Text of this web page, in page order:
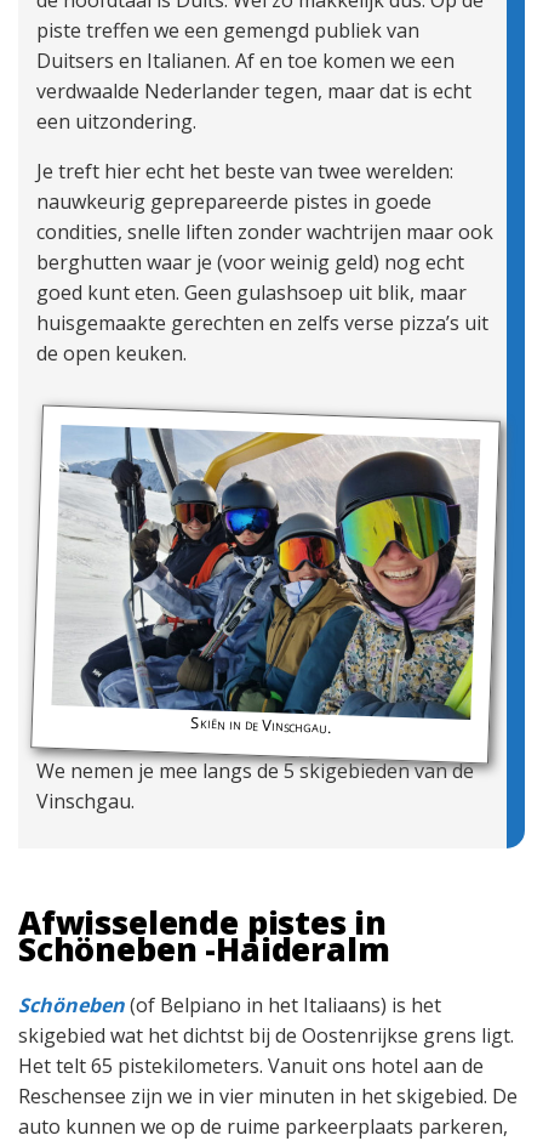
piste treffen we een gemengd publiek van
Duitsers en Italianen. Af en toe komen we een
verdwaalde Nederlander tegen, maar dat is echt
een uitzondering.
Je treft hier echt het beste van twee werelden:
nauwkeurig geprepareerde pistes in goede
condities, snelle liften zonder wachtrijen maar ook
berghutten waar je (voor weinig geld) nog echt
goed kunt eten. Geen gulashsoep uit blik, maar
huisgemaakte gerechten en zelfs verse pizza’s uit
de open keuken.
Skiën in de Vinschgau.
We nemen je mee langs de 5 skigebieden van de
Vinschgau.
Afwisselende pistes in
Schöneben -Haideralm
Schöneben(of Belpiano in het Italiaans) is het
skigebied wat het dichtst bij de Oostenrijkse grens ligt.
Het telt 65 pistekilometers. Vanuit ons hotel aan de
Reschensee zijn we in vier minuten in het skigebied. De
auto kunnen we op de ruime parkeerplaats parkeren,